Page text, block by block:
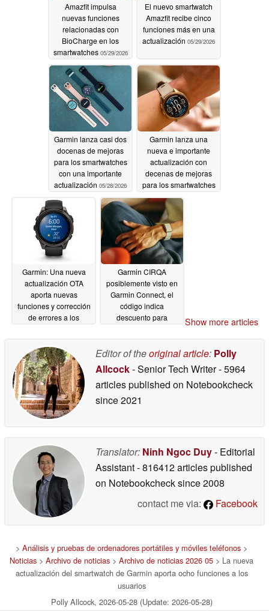
Amazfit impulsa
nuevas funciones
relacionadas con
BioCharge en los
smartwatches 05/29/2026
El nuevo smartwatch
Amazfit recibe cinco
funciones más en una
actualización 05/29/2026
Garmin lanza casi dos
docenas de mejoras
para los smartwatches
con una importante
actualización 05/28/2026
Garmin lanza una
nueva e importante
actualización con
decenas de mejoras
para los smartwatches
de gama alta
Garmin: Una nueva
actualización OTA
aporta nuevas
funciones y corrección
de errores a los
Garmin CIRQA
posiblemente visto en
Garmin Connect, el
código indica
descuento para
Show more articles
Editor of theoriginal article: Polly
Allcock- Senior Tech Writer- 5964
articles published on Notebookcheck
since 2021
Translator: Ninh Ngoc Duy- Editorial
Assistant- 816412 articles published
on Notebookchecksince 2008
contact me via:
Facebook
> Análisis y pruebas de ordenadores portátiles y móviles teléfonos >
Noticias > Archivo de noticias > Archivo de noticias 2026 05 > La nueva
actualización del smartwatch de Garmin aporta ocho funciones a los
usuarios
Polly Allcock, 2026-05-28 (Update: 2026-05-28)